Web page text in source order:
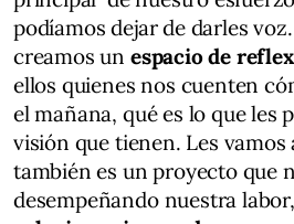
podíamos dejar de darles voz.
creamos un espacio de
ellos quienes nos cuenten
el mañana, qué es lo que les
visión que tienen. Les vamos
también es un proyecto que
desempeñando nuestra